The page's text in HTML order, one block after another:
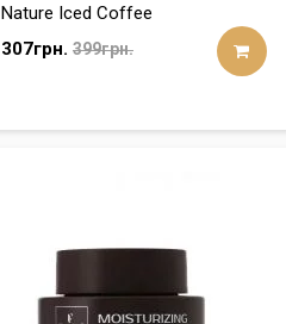
Nature Iced Coffee
307грн. 399грн.